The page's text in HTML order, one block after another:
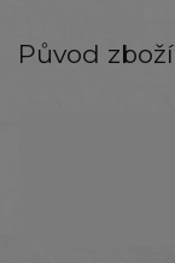
Původ zboží